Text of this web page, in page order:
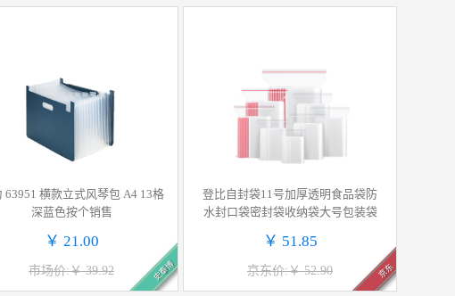
63951 横款立式风琴包 A4 13格
深蓝色按个销售
￥ 21.00
市场价:￥ 39.92 史泰博
登比自封袋11号加厚透明食品袋防
水封口袋密封袋收纳袋大号包装袋
￥ 51.85
京东价:￥ 52.90 京东